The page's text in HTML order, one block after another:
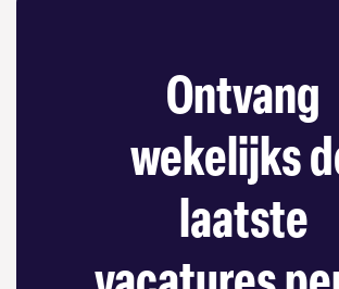
Ontvang
wekelijks
laatste